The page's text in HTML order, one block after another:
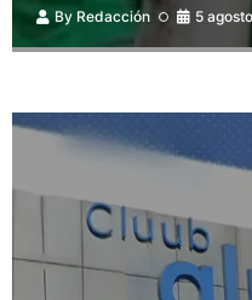
By Redacción 5